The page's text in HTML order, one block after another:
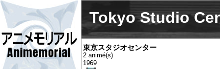
Tokyo Studio
東京スタジオセンター
2 animé(s)
1969